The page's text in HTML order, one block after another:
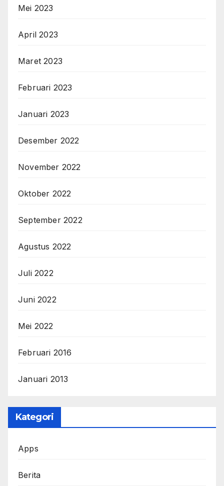
Mei 2023
April 2023
Maret 2023
Februari 2023
Januari 2023
Desember 2022
November 2022
Oktober 2022
September 2022
Agustus 2022
Juli 2022
Juni 2022
Mei 2022
Februari 2016
Januari 2013
Kategori
Apps
Berita